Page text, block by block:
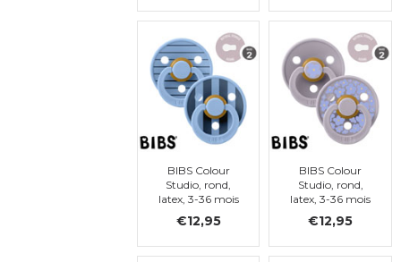
BIBS Colour
Studio, rond,
latex, 3-36 mois
€12,95
BIBS Colour
Studio, rond,
latex, 3-36 mois
€12,95